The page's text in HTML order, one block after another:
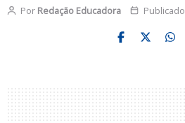
Por Redação Educadora Publicado